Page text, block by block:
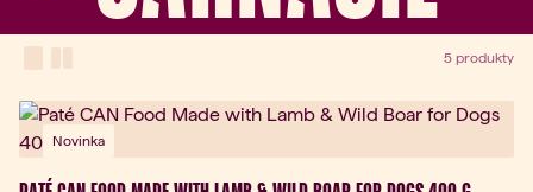
5 produkty
Novinka